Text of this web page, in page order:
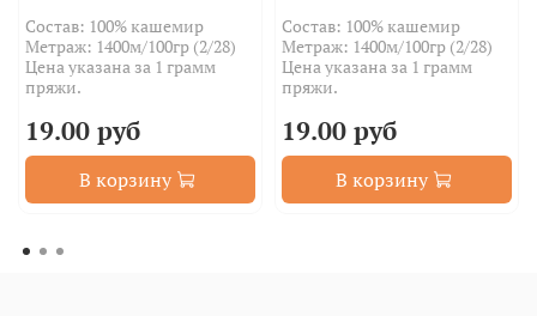
Состав: 100% кашемир
Метраж: 1400м/100гр (2/28)
Цена указана за 1 грамм
пряжи.
19.00 руб
В корзину
Состав: 100% кашемир
Метраж: 1400м/100гр (2/28)
Цена указана за 1 грамм
пряжи.
19.00 руб
В корзину